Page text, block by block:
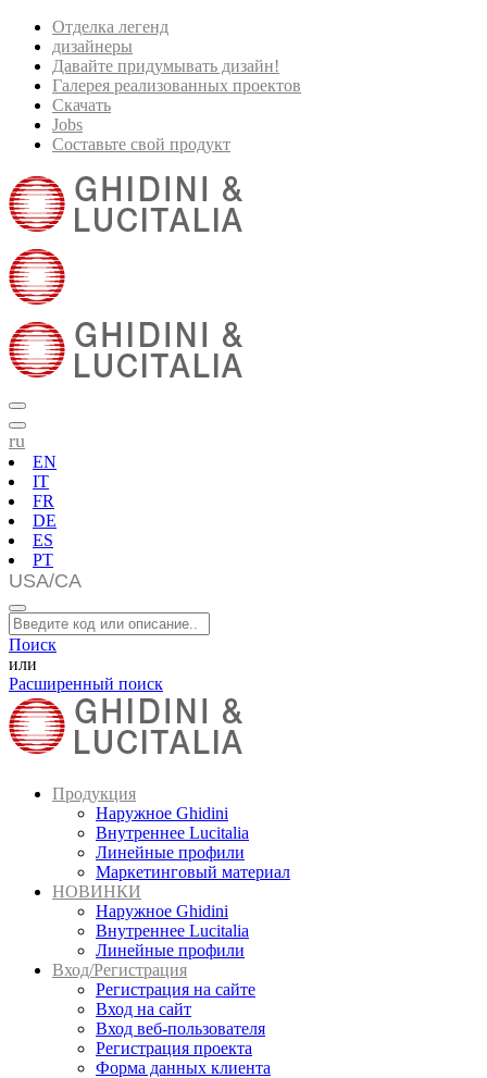
Отделка легенд
дизайнеры
Давайте придумывать дизайн!
Галерея реализованных проектов
Скачать
Jobs
Составьте свой продукт
ru
EN
IT
FR
DE
ES
PT
Поиск
или
Расширенный поиск
Продукция
Наружное Ghidini
Внутреннее Lucitalia
Линейные профили
Маркетинговый материал
НОВИНКИ
Наружное Ghidini
Внутреннее Lucitalia
Линейные профили
Вход/Регистрация
Регистрация на сайте
Вход на сайт
Вход веб-пользователя
Регистрация проекта
Форма данных клиента